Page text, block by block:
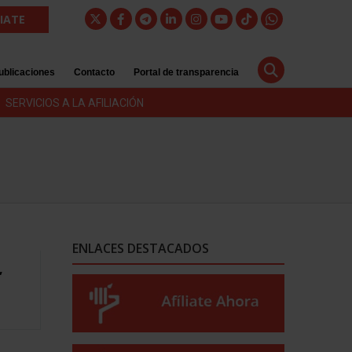
Contacto Portal de transparencia
SERVICIOS A LA AFILIACIÓN
ENLACES DESTACADOS